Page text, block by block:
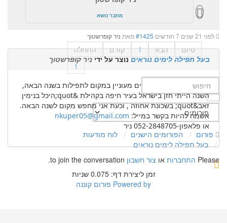
מחבר נושא
לפני 21 שנים 7 חודשים #1425מאת ניר קופרשטוך
בעל תפילה לימים נוראים נוצר על ידי ניר קופרשטוך
בעל תפילה לימים נוראים מעוניין במקום לתפילות בשנה הבאה,
השנה הייתי חזן בישראל בעיר חיפה בקהילת &quot;היכל בנימין
זאב&quot; בשכונת אחוזה , וכעת אני מחפש מקום לשנה הבאה.
אשמח להיות בקשר במייל: nkuper05@gmail.com
או פלאפון-052-2848705 ניר
Please התחברות או צור חשבון
התחלה קודם 1 הבא
סיום
1
פורום הפורומים הישנים
לוח מודעות
בעל תפילה לימים נוראים
זמן ליצירת דף: 0.075 שניות
Powered by פורום קוננה